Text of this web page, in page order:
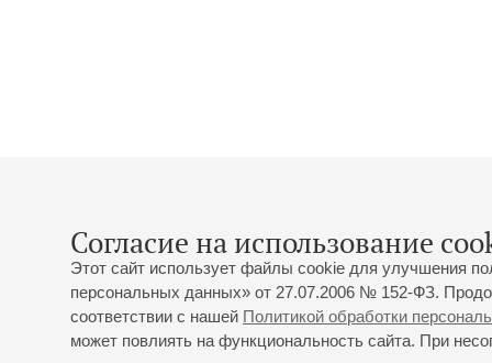
Согласие на использование
Этот сайт использует файлы cookie для улучшения
персональных данных» от 27.07.2006 № 152-ФЗ.
соответствии с нашей Политикой обработки
может повлиять на функциональность сайта. При